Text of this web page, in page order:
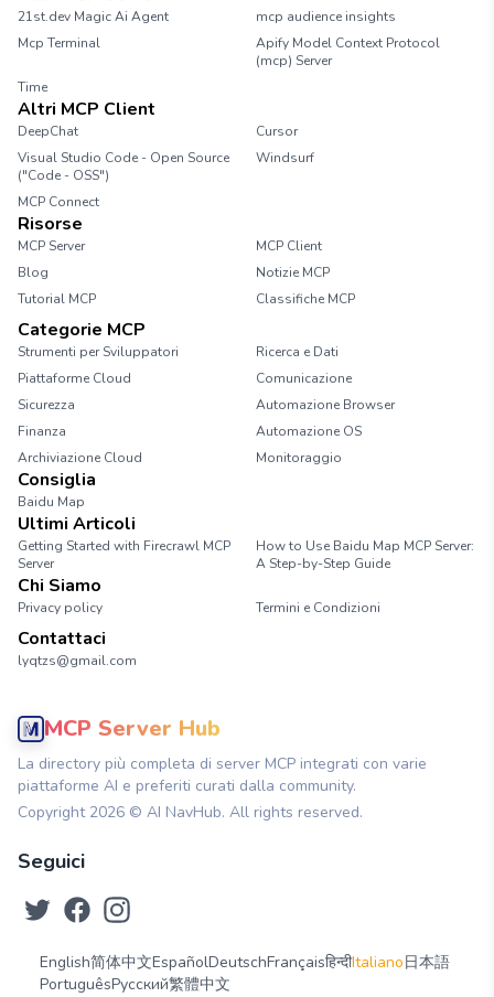
21st.dev Magic Ai Agent
mcp audience insights
Mcp Terminal
Apify Model Context Protocol
(mcp) Server
Time
Altri MCP Client
DeepChat
Cursor
Visual Studio Code - Open Source
("Code - OSS")
Windsurf
MCP Connect
Risorse
MCP Server
MCP Client
Blog
Notizie MCP
Tutorial MCP
Classifiche MCP
Categorie MCP
Strumenti per Sviluppatori
Ricerca e Dati
Piattaforme Cloud
Comunicazione
Sicurezza
Automazione Browser
Finanza
Automazione OS
Archiviazione Cloud
Monitoraggio
Consiglia
Baidu Map
Ultimi Articoli
Getting Started with Firecrawl MCP
Server
How to Use Baidu Map MCP Server:
A Step-by-Step Guide
Chi Siamo
Privacy policy Termini e Condizioni
Contattaci
lyqtzs@gmail.com
MCP Server Hub
La directory più completa di server MCP integrati con varie
piattaforme AI e preferiti curati dalla community.
Copyright 2026 © AI NavHub. All rights reserved.
Seguici
English简体中文EspañolDeutschFrançaisहिन्दीItaliano日本語
PortuguêsРусский繁體中文